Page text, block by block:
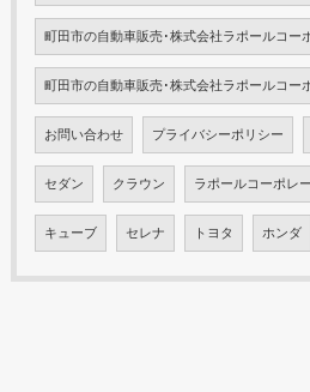
町田市の自動車販売･株式会社ラポールコー
町田市の自動車販売･株式会社ラポールコー
お問い合わせ プライバシーポリシー
セダン クラウン ラポールコーポレ
キューブ セレナ トヨタ ホンダ